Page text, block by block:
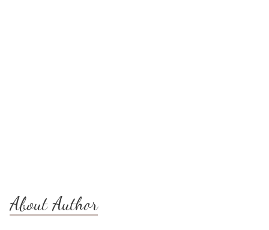
About Author